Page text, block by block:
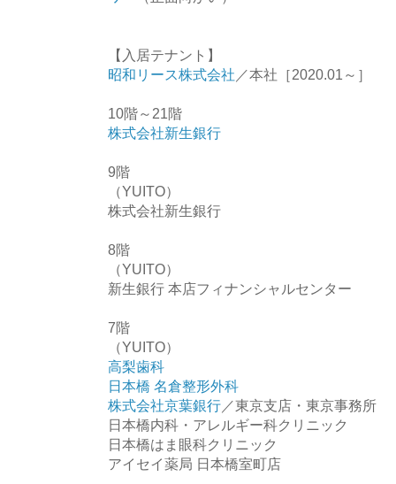
【入居テナント】
昭和リース株式会社 ／本社［2020.01～］
10階～21階
株式会社新生銀行
9階
（YUITO）
株式会社新生銀行
8階
（YUITO）
新生銀行 本店フィナンシャルセンター
7階
（YUITO）
高梨歯科
日本橋 名倉整形外科
株式会社京葉銀行 ／東京支店・東京事務所
日本橋内科・アレルギー科クリニック
日本橋はま眼科クリニック
アイセイ薬局 日本橋室町店